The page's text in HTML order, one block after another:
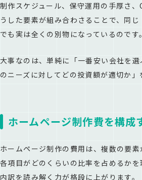
制作スケジュール、保守運用の手厚さ
うした要素が組み合わさることで、同じ
でも実は全くの別物になっているのです。
大事なのは、単純に「一番安い会社を
のニーズに対してどの投資額が適切か」
ホームページ制作費を構成
ホームページ制作の費用は、複数の要素
各項目がどのくらいの比率を占めるか
内訳を読み解く力が格段に上がります。